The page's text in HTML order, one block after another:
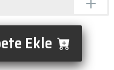
Ekle